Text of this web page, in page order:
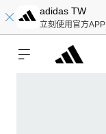
adidas TW
立刻使用官方APP